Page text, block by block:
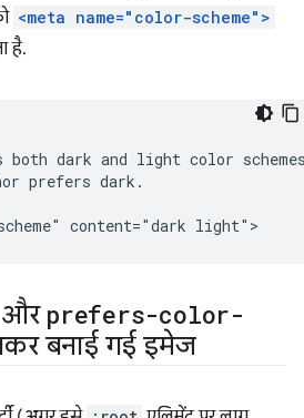
<meta name="color-scheme">
है.
both dark and light color
prefers dark.
और prefers-color-
बनाई गई इमेज